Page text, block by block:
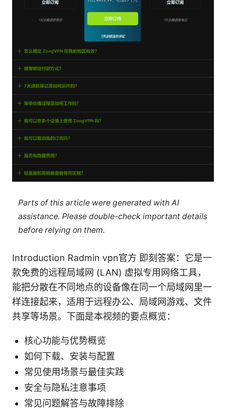
Parts of this article were generated with AI
assistance. Please double-check important details
before relying on them.
Introduction Radmin vpn官方 即刻答案：它是一
款免费的远程局域网 (LAN) 虚拟专用网络工具，
能把分散在不同地点的设备像在同一个局域网里一
样连接起来，适用于远程办公、局域网游戏、文件
共享等场景。下面是本视频的要点概览：
核心功能与优势概览
如何下载、安装与配置
常见使用场景与最佳实践
安全与隐私注意事项
常见问题解答与故障排除